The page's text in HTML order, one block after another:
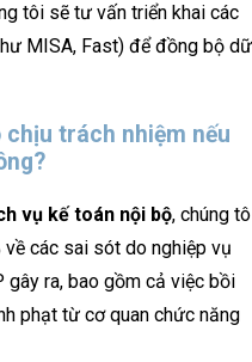
tôi sẽ tư vấn triển khai các
MISA, Fast) để đồng bộ dữ
chịu trách nhiệm nếu
vụ kế toán nội bộ, chúng
về các sai sót do nghiệp vụ
gây ra, bao gồm cả việc bồi
phạt từ cơ quan chức năng